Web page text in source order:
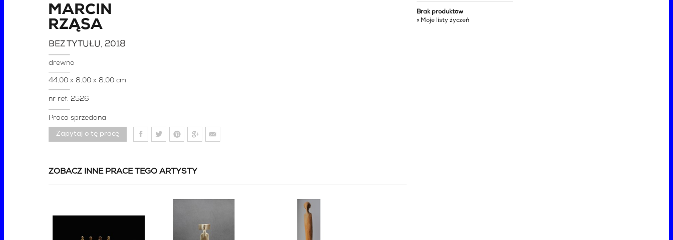
MARCIN
RZĄSA
BEZ TYTUŁU, 2018
drewno
44.00 x 8.00 x 8.00 cm
nr ref. 2526
Praca sprzedana
Zapytaj o tę pracę
ZOBACZ INNE PRACE TEGO ARTYSTY
Brak produktów
» Moje listy życzeń